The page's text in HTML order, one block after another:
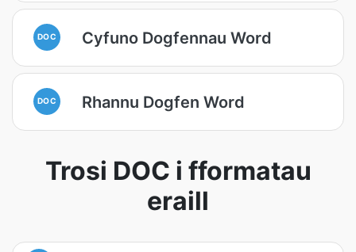
DOC Cyfuno Dogfennau Word
DOC Rhannu Dogfen Word
Trosi DOC i fformatau
eraill